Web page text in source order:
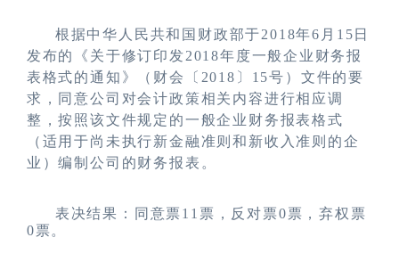
根据中华人民共和国财政部于2018年6 月 15 日
发布的《关于修订印发2018年度一般企业财务报
表格式的通知》（财会
〔 2018 〕 15号）文件的要
求， 同意公司对会计政策相关内容进行相应调
整，按照该文件规定的一般企业财务报表格式
（适用于尚未执行新金融准则和新收入准则的企
业）编制公司的财务报表。
表决结果：同意票1 1 票，反对票0票，弃权票
0票。